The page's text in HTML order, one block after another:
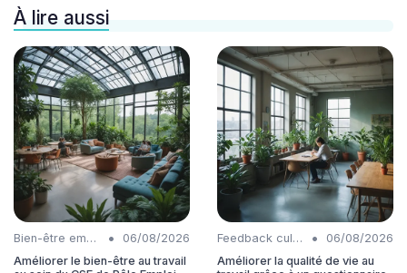
À lire aussi
Bien-être employés •
06/08/2026
Améliorer le bien-être au travail
Feedback culture •
06/08/2026
Améliorer la qualité de vie au